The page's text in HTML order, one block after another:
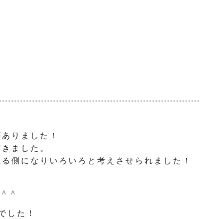
りました！
ました。
側になりいろいろと考えさせられました！
^ ^
した！